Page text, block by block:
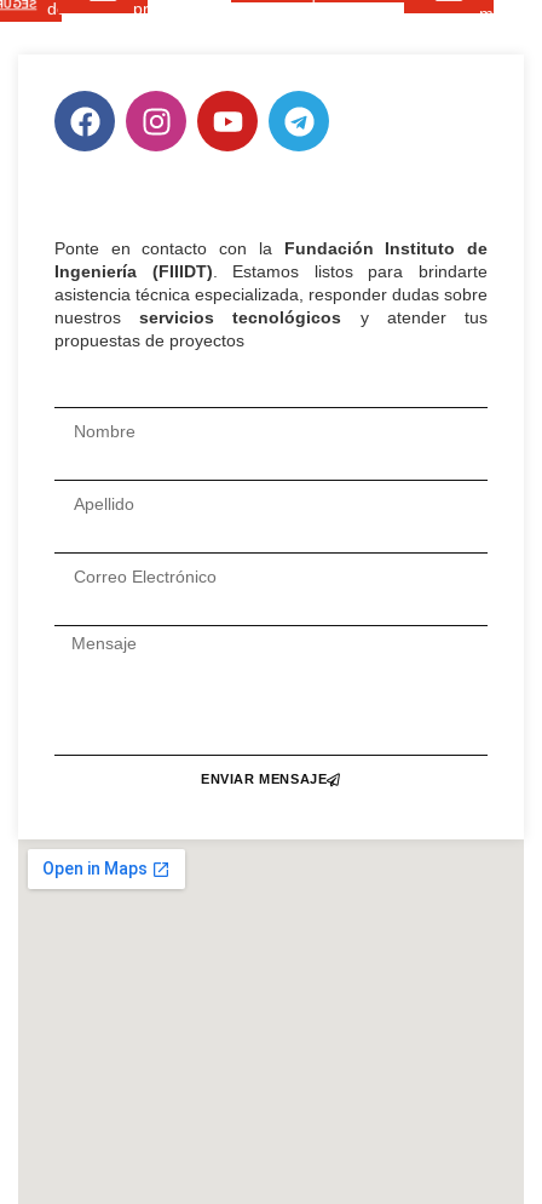
de
producción
del
Venezuela.
Ponte en contacto con la Fundación Instituto de
Ingeniería (FIIIDT). Estamos listos para brindarte
asistencia técnica especializada, responder dudas sobre
nuestrosservicios tecnológicos y atender tus
propuestas de proyectos
ENVIAR MENSAJE